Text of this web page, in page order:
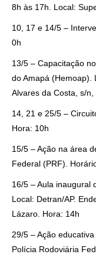
8h às 17h. Local:
10, 17 e 14/5 –
0h
13/5 – Capacitação
do Amapá (Hemoap).
Alvares da Costa, s/
14, 21 e 25/5 –
Hora: 10h
15/5 – Ação na área
Federal (PRF).
16/5 – Aula inaugural
Local: Detran/AP.
Lázaro. Hora: 14h
29/5 – Ação
Polícia Rodoviária